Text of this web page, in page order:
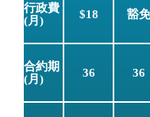
行政費
(月)
$18 豁免
合約期
(月)
36 36